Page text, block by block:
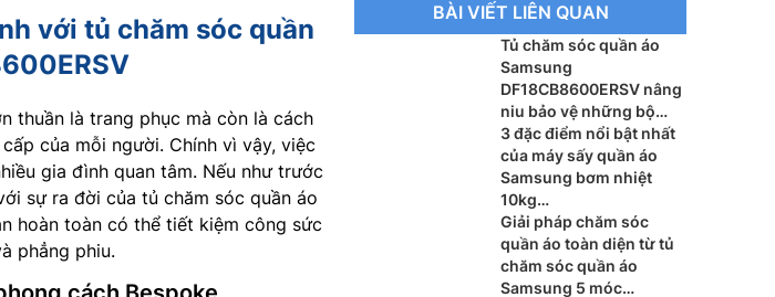
với tủ chăm sóc quần
thuần là trang phục mà còn là cách
của mỗi người. Chính vì vậy, việc
gia đình quan tâm. Nếu như trước
sự ra đời của tủ chăm sóc quần áo
hoàn toàn có thể tiết kiệm công sức
phẳng phiu.
BÀI VIẾT LIÊN QUAN
Tủ chăm sóc quần áo
Samsung
DF18CB8600ERSV nâng
niu bảo vệ những bộ
trang phục cao cấp
3 đặc điểm nổi bật nhất
của máy sấy quần áo
Samsung bơm nhiệt
10kg
DV10BB9440GB/SV
Giải pháp chăm sóc
quần áo toàn diện từ tủ
chăm sóc quần áo
Samsung 5 móc